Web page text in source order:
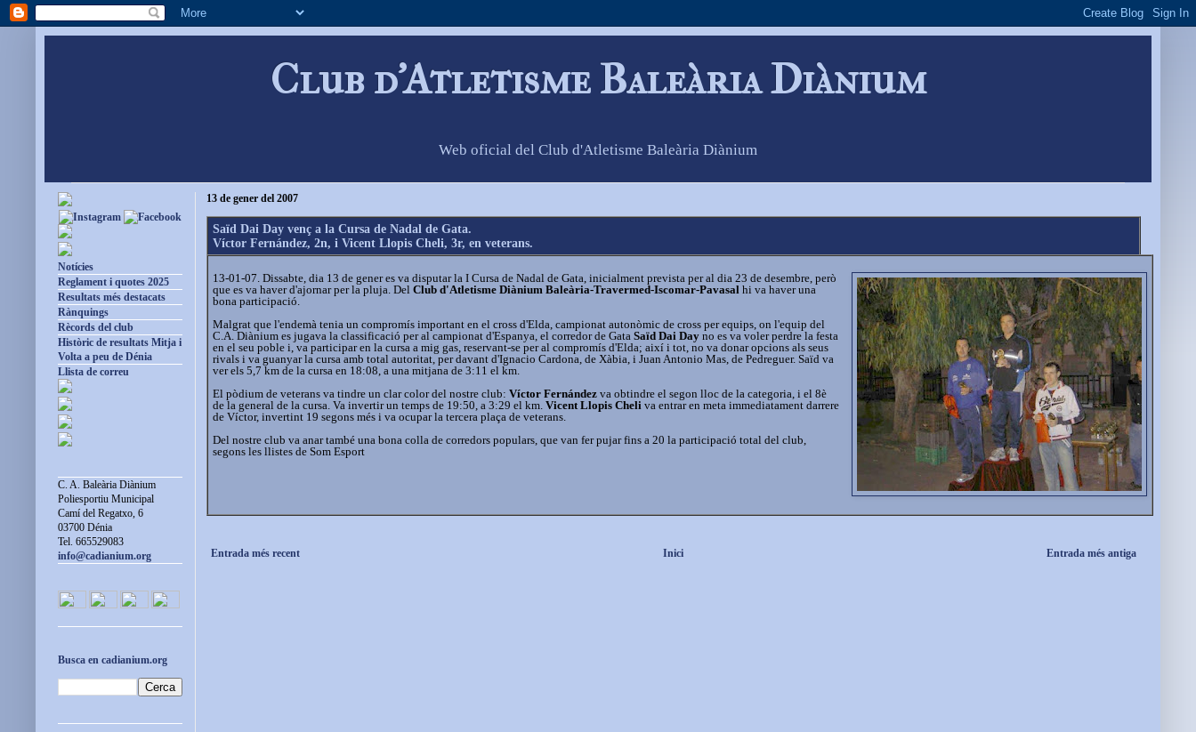
Club d'Atletisme Baleària Diànium
Web oficial del Club d'Atletisme Baleària Diànium
13 de gener del 2007
Saïd Dai Day venç a la Cursa de Nadal de Gata.
Víctor Fernández, 2n, i Vicent Llopis Cheli, 3r, en veterans.
13-01-07. Dissabte, dia 13 de gener es va disputar la I Cursa de Nadal de Gata, inicialment prevista per al dia 23 de desembre, però
que es va haver d'ajornar per la pluja. Del Club d'Atletisme Diànium Baleària-Travermed-Iscomar-Pavasal hi va haver una
bona participació.
Malgrat que l'endemà tenia un compromís important en el cross d'Elda, campionat autonòmic de cross per equips, on l'equip del
C.A. Diànium es jugava la classificació per al campionat d'Espanya, el corredor de Gata Saïd Dai Day no es va voler perdre la festa
en el seu poble i, va participar en la cursa a mig gas, reservant-se per al compromís d'Elda; així i tot, no va donar opcions als seus
rivals i va guanyar la cursa amb total autoritat, per davant d'Ignacio Cardona, de Xàbia, i Juan Antonio Mas, de Pedreguer. Saïd va
ver els 5,7 km de la cursa en 18:08, a una mitjana de 3:11 el km.
El pòdium de veterans va tindre un clar color del nostre club: Víctor Fernández va obtindre el segon lloc de la categoria, i el 8è
de la general de la cursa. Va invertir un temps de 19:50, a 3:29 el km. Vicent Llopis Cheli va entrar en meta immediatament darrere
de Víctor, invertint 19 segons més i va ocupar la tercera plaça de veterans.
Del nostre club va anar també una bona colla de corredors populars, que van fer pujar fins a 20 la participació total del club,
segons les llistes de Som Esport
Entrada més recent Entrada més antiga
Inici
Notícies
Reglament i quotes 2025
Resultats més destacats
Rànquings
Rècords del club
Històric de resultats Mitja i
Volta a peu de Dénia
Llista de correu
C. A. Baleària Diànium
Poliesportiu Municipal
Camí del Regatxo, 6
03700 Dénia
Tel. 665529083
info@cadianium.org
Busca en cadianium.org